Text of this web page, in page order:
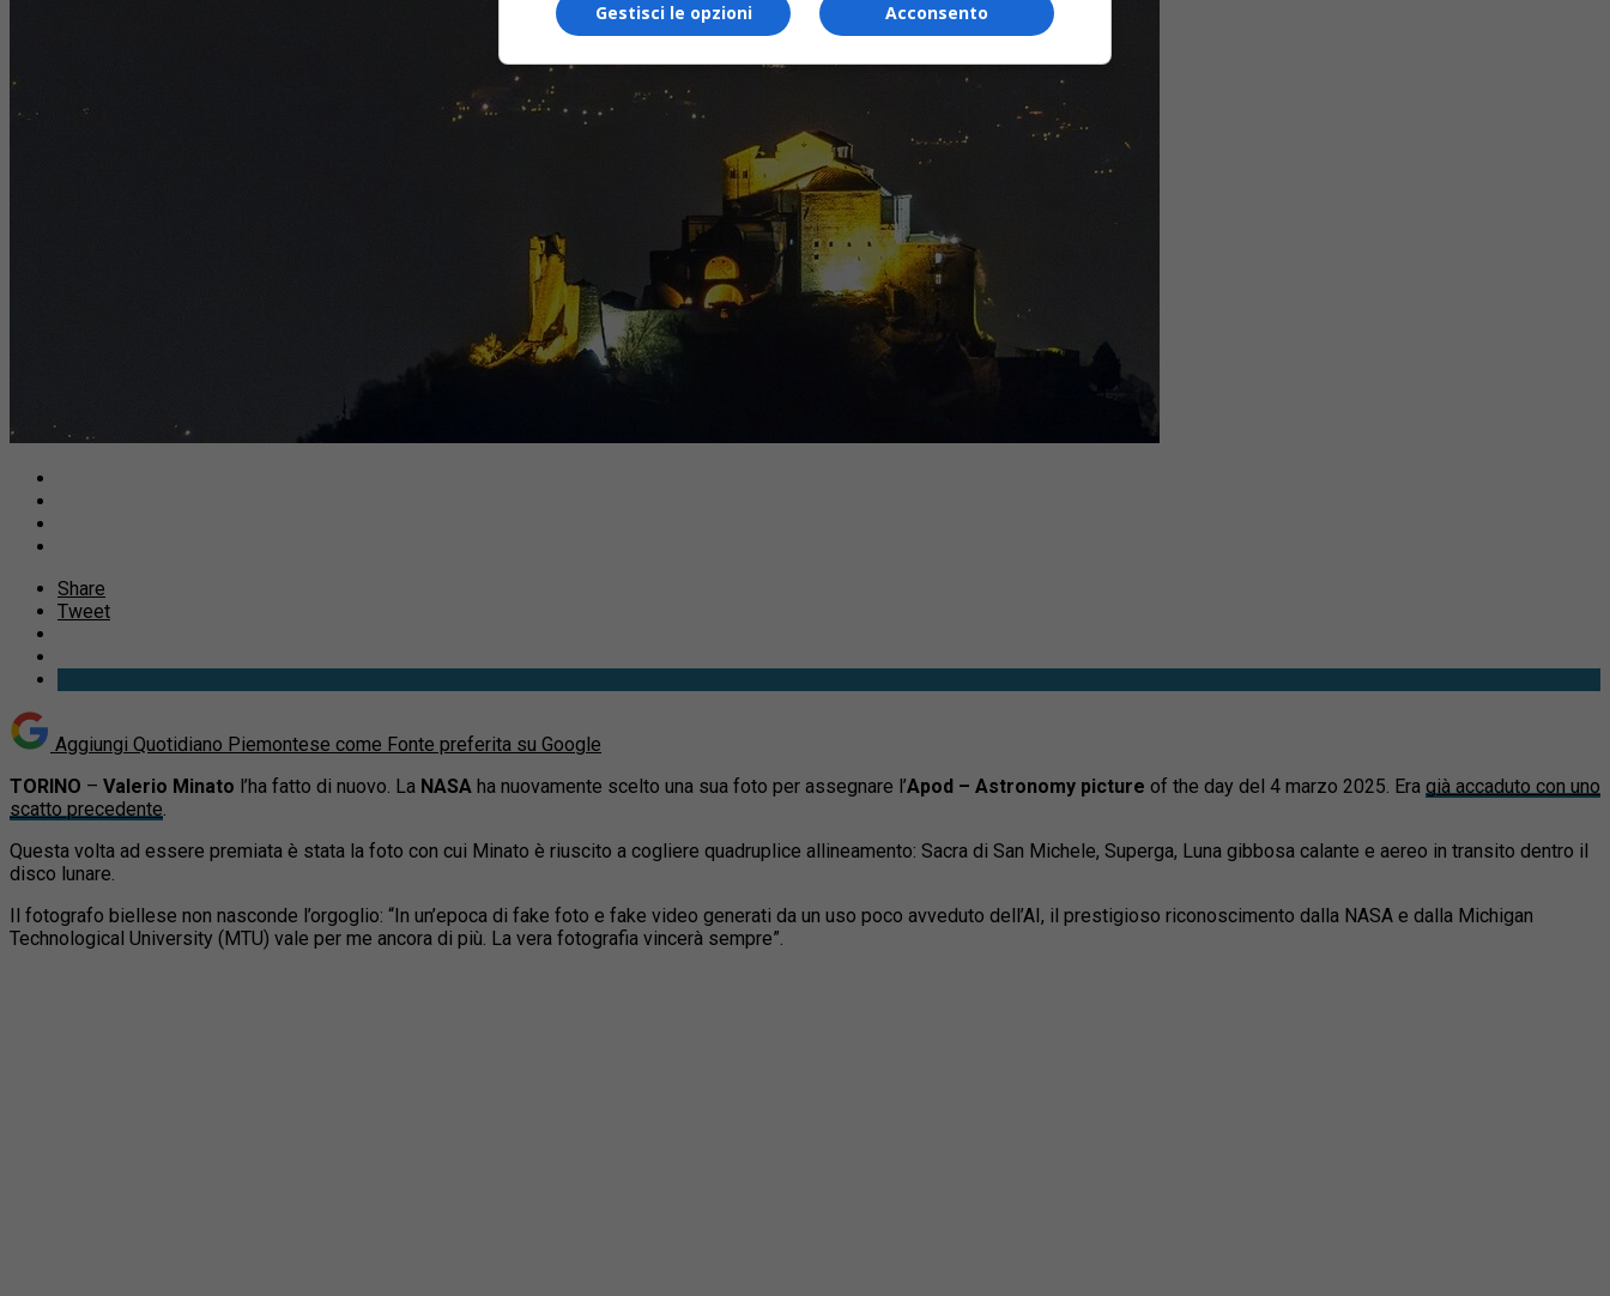
Share
Tweet
Aggiungi Quotidiano Piemontese come Fonte preferita su Google
TORINO – Valerio Minato l’ha fatto di nuovo. La NASA ha nuovamente scelto una sua foto per assegnare l’Apod – Astronomy picture of the day del 4 marzo 2025. Era già accaduto con uno
scatto precedente.
Questa volta ad essere premiata è stata la foto con cui Minato è riuscito a cogliere quadruplice allineamento: Sacra di San Michele, Superga, Luna gibbosa calante e aereo in transito dentro il
disco lunare.
Il fotografo biellese non nasconde l’orgoglio: “In un’epoca di fake foto e fake video generati da un uso poco avveduto dell’AI, il prestigioso riconoscimento dalla NASA e dalla Michigan
Technological University (MTU) vale per me ancora di più. La vera fotografia vincerà sempre”.
Acconsento
Gestisci le opzioni